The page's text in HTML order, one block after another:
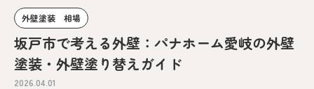
外壁塗装 相場
坂戸市で考える外壁：パナホーム愛岐の外壁
塗装・外壁塗り替えガイド
2026.04.01